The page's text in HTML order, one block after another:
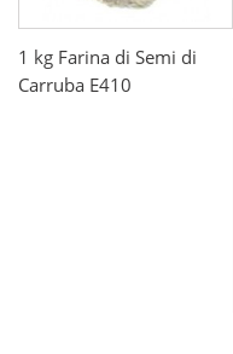
1 kg Farina di Semi di
Carruba E410